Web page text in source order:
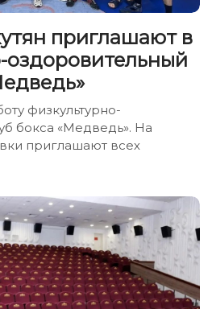
приглашают в
оздоровительный
физкультурно-
бокса «Медведь». На
приглашают всех